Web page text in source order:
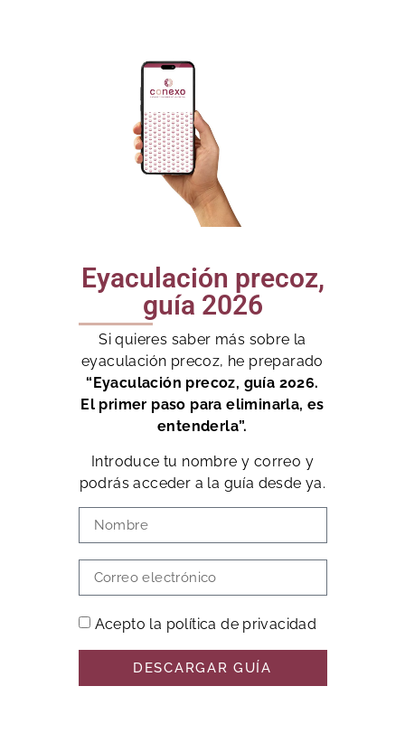
Eyaculación precoz,
guía 2026
Si quieres saber más sobre la
eyaculación precoz, he preparado
“Eyaculación precoz, guía 2026.
El primer paso para eliminarla, es
entenderla”.
Introduce tu nombre y correo y
podrás acceder a la guía desde ya.
Acepto la política de privacidad
DESCARGAR GUÍA